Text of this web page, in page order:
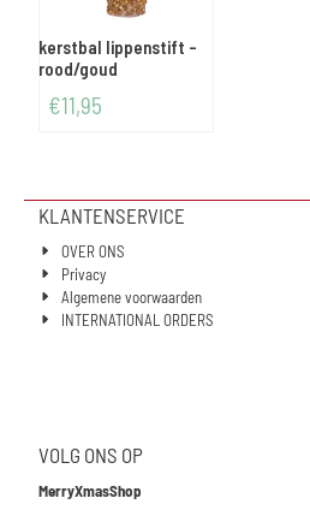
kerstbal lippenstift -
rood/goud
€11,95
KLANTENSERVICE
OVER ONS
Privacy
Algemene voorwaarden
INTERNATIONAL ORDERS
VOLG ONS OP
MerryXmasShop